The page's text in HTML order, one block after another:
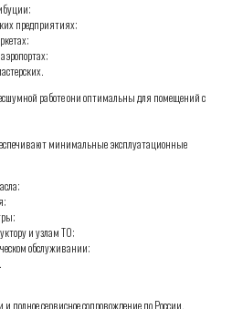
предприятиях;
работе они оптимальны для помещений с
минимальные эксплуатационные
и узлам ТО;
обслуживании;
полное сервисное сопровождение по России.